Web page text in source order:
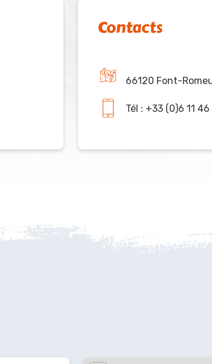
Contacts
66120 Font-
Tél : +33 (0)6 11